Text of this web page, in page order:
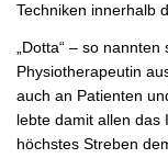
Techniken innerhalb
„Dotta“ – so
Physiotherapeutin
auch an Patienten
lebte damit allen das
höchstes Streben